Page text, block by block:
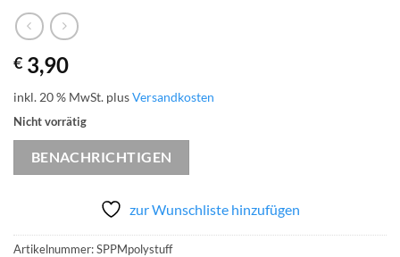
€ 3,90
inkl. 20 % MwSt. plusVersandkosten
Nicht vorrätig
BENACHRICHTIGEN
zur Wunschliste hinzufügen
Artikelnummer:SPPMpolystuff